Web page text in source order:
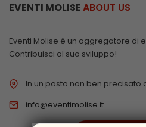
EVENTI MOLISEABOUT US
Eventi Molise è un aggregatore di
Contribuisci al suo sviluppo!
In un posto non ben precisato
info@eventimolise.it